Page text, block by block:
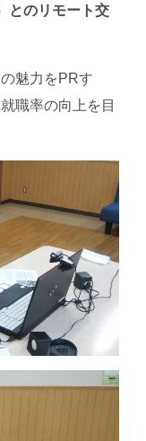
とのリモート交
魅力をPRす
職率の向上を目